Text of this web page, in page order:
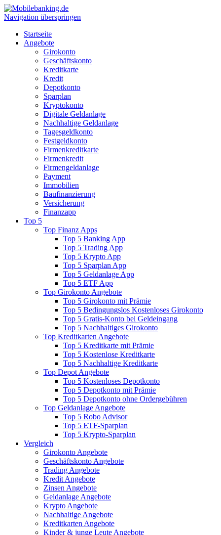
Navigation überspringen
Startseite
Angebote
Girokonto
Geschäftskonto
Kreditkarte
Kredit
Depotkonto
Sparplan
Kryptokonto
Digitale Geldanlage
Nachhaltige Geldanlage
Tagesgeldkonto
Festgeldkonto
Firmenkreditkarte
Firmenkredit
Firmengeldanlage
Payment
Immobilien
Baufinanzierung
Versicherung
Finanzapp
Top 5
Top Finanz Apps
Top 5 Banking App
Top 5 Trading App
Top 5 Krypto App
Top 5 Sparplan App
Top 5 Geldanlage App
Top 5 ETF App
Top Girokonto Angebote
Top 5 Girokonto mit Prämie
Top 5 Bedingungslos Kostenloses Girokonto
Top 5 Gratis-Konto bei Geldeingang
Top 5 Nachhaltiges Girokonto
Top Kreditkarten Angebote
Top 5 Kreditkarte mit Prämie
Top 5 Kostenlose Kreditkarte
Top 5 Nachhaltige Kreditkarte
Top Depot Angebote
Top 5 Kostenloses Depotkonto
Top 5 Depotkonto mit Prämie
Top 5 Depotkonto ohne Ordergebühren
Top Geldanlage Angebote
Top 5 Robo Advisor
Top 5 ETF-Sparplan
Top 5 Krypto-Sparplan
Vergleich
Girokonto Angebote
Geschäftskonto Angebote
Trading Angebote
Kredit Angebote
Zinsen Angebote
Geldanlage Angebote
Krypto Angebote
Nachhaltige Angebote
Kreditkarten Angebote
Kinder & junge Leute Angebote